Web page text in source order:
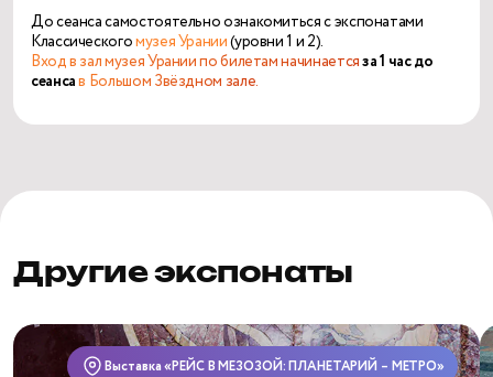
До сеанса самостоятельно ознакомиться с экспонатами
Классическогомузея Урании(уровни 1 и 2).
Вход в зал музея Урании по билетам начинаетсяза 1 час до
сеансав Большом Звёздном зале.
Другие экспонаты
Станция
«Бауманская»Выставка «РЕЙС В МЕЗОЗОЙ: ПЛАНЕТАРИЙ – МЕТРО»